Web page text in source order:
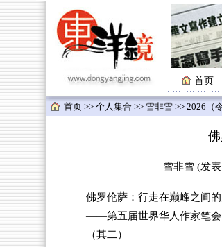
首页
首页 >> 个人集合 >> 雪非雪 >> 2026（
雪非雪 (发
佛罗伦萨：行走在巅峰之间的
——第五届世界华人作家笔会
（其二）